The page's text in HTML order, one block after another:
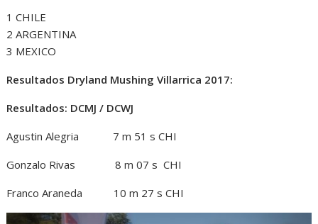
1 CHILE
2 ARGENTINA
3 MEXICO
Resultados Dryland Mushing Villarrica 2017:
Resultados: DCMJ / DCWJ
Agustin Alegria 7 m 51 s CHI
Gonzalo Rivas 8 m 07 s CHI
Franco Araneda 10 m 27 s CHI